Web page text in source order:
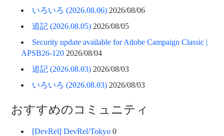
いろいろ (2026.08.06) 2026/08/06
追記 (2026.08.05) 2026/08/05
Security update available for Adobe Campaign Classic |
APSB26-120 2026/08/04
追記 (2026.08.03) 2026/08/03
いろいろ (2026.08.03) 2026/08/03
おすすめのコミュニティ
[DevRel] DevRel/Tokyo 0